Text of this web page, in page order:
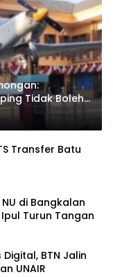
Tidak Boleh
Transfer Batu
di Bangkalan
Turun Tangan
BTN Jalin
UNAIR